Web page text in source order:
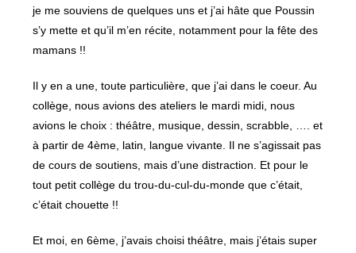
je me souviens de quelques uns et j’ai hâte que Poussin
s’y mette et qu’il m’en récite, notamment pour la fête des
mamans !!
Il y en a une, toute particulière, que j’ai dans le coeur. Au
collège, nous avions des ateliers le mardi midi, nous
avions le choix : théâtre, musique, dessin, scrabble, …. et
à partir de 4ème, latin, langue vivante. Il ne s’agissait pas
de cours de soutiens, mais d’une distraction. Et pour le
tout petit collège du trou-du-cul-du-monde que c’était,
c’était chouette !!
Et moi, en 6ème, j’avais choisi théâtre, mais j’étais super